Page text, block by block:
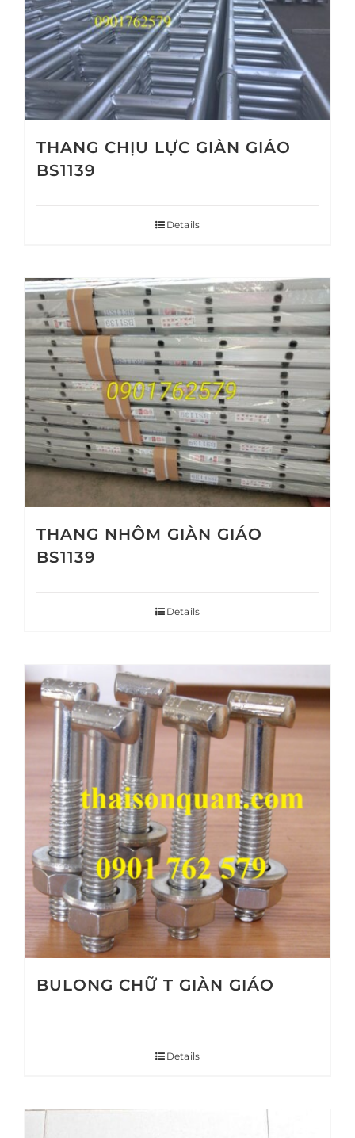
THANG CHỊU LỰC GIÀN GIÁO
BS1139
Details
THANG NHÔM GIÀN GIÁO
BS1139
Details
BULONG CHỮ T GIÀN GIÁO
Details